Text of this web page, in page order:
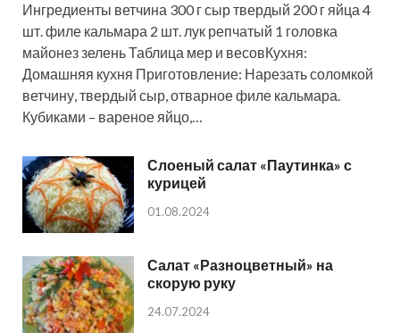
Ингредиенты ветчина 300 г сыр твердый 200 г яйца 4
шт. филе кальмара 2 шт. лук репчатый 1 головка
майонез зелень Таблица мер и весовКухня:
Домашняя кухня Приготовление: Нарезать соломкой
ветчину, твердый сыр, отварное филе кальмара.
Кубиками – вареное яйцо,…
Слоеный салат «Паутинка» с
курицей
01.08.2024
Салат «Разноцветный» на
скорую руку
24.07.2024